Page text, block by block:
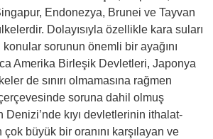
Endonezya, Brunei ve Tayvan
Dolayısıyla özellikle kara suları
konular sorunun önemli bir ayağını
Amerika Birleşik Devletleri, Japonya
de sınırı olmamasına rağmen
soruna dahil olmuş
kıyı devletlerinin ithalat-
büyük bir oranını karşılayan ve